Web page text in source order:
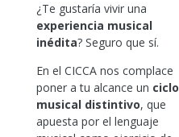
¿Te gustaría vivir una
experiencia musical
inédita? Seguro que sí.
En el CICCA nos complace
poner a tu alcance un ciclo
musical distintivo, que
apuesta por el lenguaje